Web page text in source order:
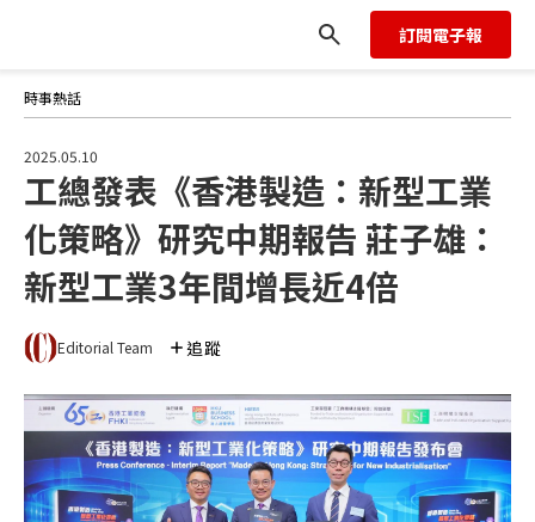
訂閱電子報
時事熱話
2025.05.10
工總發表《香港製造：新型工業
化策略》研究中期報告 莊子雄：
新型工業3年間增長近4倍
Editorial Team 追蹤